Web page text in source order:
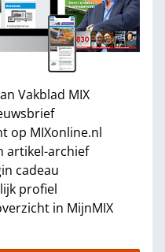
Vakblad MIX
op MIXonline.nl
artikel-archief
cadeau
profiel
in MijnMIX